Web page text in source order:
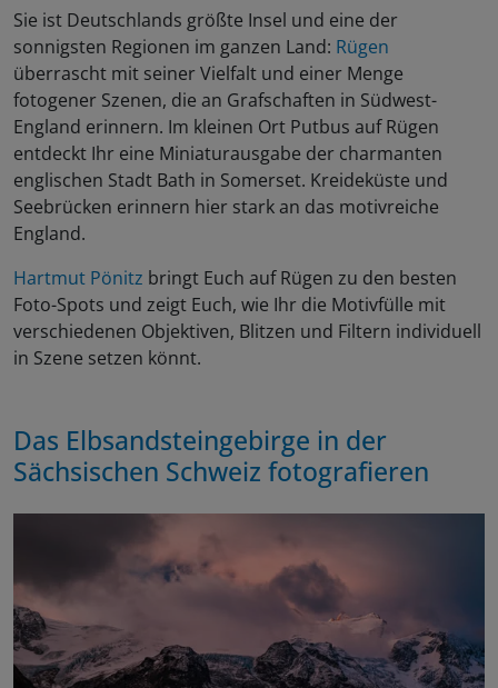
Sie ist Deutschlands größte Insel und eine der
sonnigsten Regionen im ganzen Land: Rügen
überrascht mit seiner Vielfalt und einer Menge
fotogener Szenen, die an Grafschaften in Südwest-
England erinnern. Im kleinen Ort Putbus auf Rügen
entdeckt Ihr eine Miniaturausgabe der charmanten
englischen Stadt Bath in Somerset. Kreideküste und
Seebrücken erinnern hier stark an das motivreiche
England.
Hartmut Pönitz bringt Euch auf Rügen zu den besten
Foto-Spots und zeigt Euch, wie Ihr die Motivfülle mit
verschiedenen Objektiven, Blitzen und Filtern individuell
in Szene setzen könnt.
Das Elbsandsteingebirge in der
Sächsischen Schweiz fotografieren